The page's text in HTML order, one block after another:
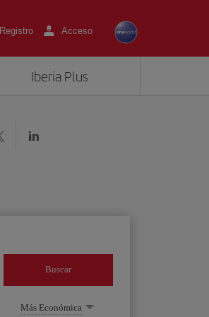
Registro Acceso
Iberia Plus
Buscar
Más Económica